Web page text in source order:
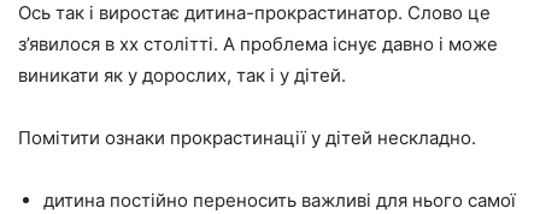
Ось так і виростає дитина-прокрастинатор. Слово це
з’явилося в xx столітті. А проблема існує давно і може
виникати як у дорослих, так і у дітей.
Помітити ознаки прокрастинації у дітей нескладно.
дитина постійно переносить важливі для нього самої